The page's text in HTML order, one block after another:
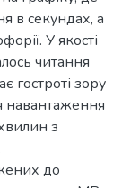
в секундах, а
У якості
читання
гостроті зору
навантаження
з
до